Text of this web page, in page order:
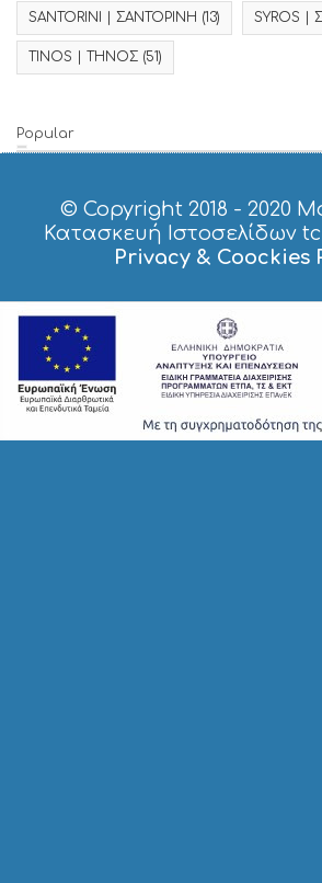
SANTORINI | ΣΑΝΤΟΡΙΝΗ (13) SYROS |
TINOS | ΤΗΝΟΣ (51)
Popular
© Copyright 2018 - 2020
Κατασκευή Ιστοσελίδων
Privacy & Coockies